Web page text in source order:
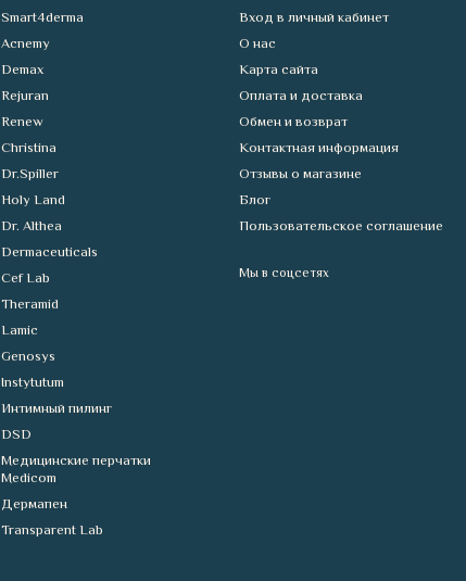
Smart4derma
Acnemy
Demax
Rejuran
Renew
Christina
Dr.Spiller
Holy Land
Dr. Althea
Dermaceuticals
Cef Lab
Theramid
Lamic
Genosys
Instytutum
Интимный пилинг
DSD
Медицинские перчатки
Medicom
Дермапен
Transparent Lab
Вход в личный кабинет
О нас
Карта сайта
Оплата и доставка
Обмен и возврат
Контактная информация
Отзывы о магазине
Блог
Пользовательское соглашение
Мы в соцсетях